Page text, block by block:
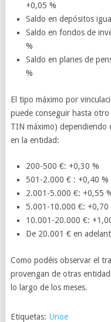
+0,05 %
Saldo en depósitos
Saldo en fondos de
%
Saldo en planes de
%
El tipo máximo por
puede conseguir hasta
TIN máximo) dependiendo
en la entidad:
200-500 €: +0,30 %
501-2.000 € : +0,40 %
2.001-5.000 €: +0,55
5.001-10.000 €: +0,70
10.001-20.000 €:
De 20.001 € en
Como podéis observar el
provengan de otras
lo largo de los meses.
Etiquetas: Unoe